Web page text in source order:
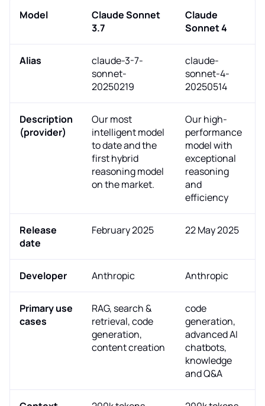
Model
Claude Sonnet
3.7
Claude
Sonnet 4
Alias
claude-3-7-
sonnet-
20250219
claude-
sonnet-4-
20250514
Description
(provider)
Our most
intelligent model
to date and the
first hybrid
reasoning model
on the market.
Our high-
performance
model with
exceptional
reasoning
and
efficiency
Release
date
February 2025 22 May 2025
Developer Anthropic Anthropic
Primary use
cases
RAG, search &
retrieval, code
generation,
content creation
code
generation,
advanced AI
chatbots,
knowledge
and Q&A